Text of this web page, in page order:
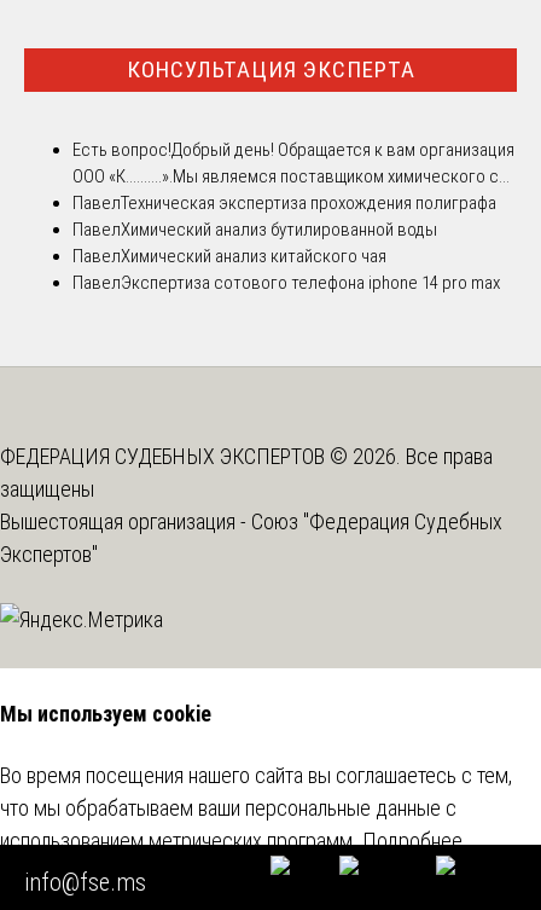
КОНСУЛЬТАЦИЯ ЭКСПЕРТА
Есть вопрос!Добрый день! Обращается к вам организация
ООО «К..........».Мы являемся поставщиком химического с...
ПавелТехническая экспертиза прохождения полиграфа
ПавелХимический анализ бутилированной воды
ПавелХимический анализ китайского чая
ПавелЭкспертиза сотового телефона iphone 14 pro max
ФЕДЕРАЦИЯ СУДЕБНЫХ ЭКСПЕРТОВ © 2026. Все права
защищены
Вышестоящая организация - Союз "Федерация Судебных
Экспертов"
info@fse.ms
Мы используем cookie
Во время посещения нашего сайта вы соглашаетесь с тем,
что мы обрабатываем ваши персональные данные с
использованием метрических программ.Подробнее